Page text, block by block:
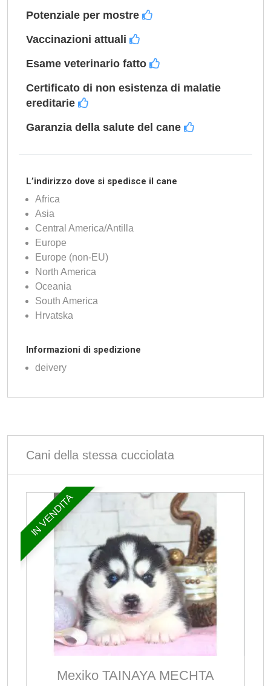
Potenziale per mostre
Vaccinazioni attuali
Esame veterinario fatto
Certificato di non esistenza di malatie
ereditarie
Garanzia della salute del cane
L’indirizzo dove si spedisce il cane
Africa
Asia
Central America/Antilla
Europe
Europe (non-EU)
North America
Oceania
South America
Hrvatska
Informazioni di spedizione
deivery
Cani della stessa cucciolata
IN VENDITA
Mexiko TAINAYA MECHTA